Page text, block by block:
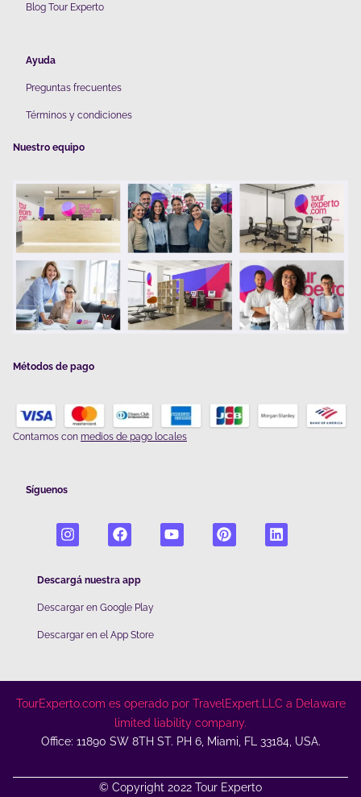
Blog Tour Experto
Ayuda
Preguntas frecuentes
Términos y condiciones
Nuestro equipo
Métodos de pago
Contamos con medios de pago locales
Síguenos
Descargá nuestra app
Descargar en Google Play
Descargar en el App Store
TourExperto.com es operado por TravelExpert.LLC a Delaware
limited liability company.
Office: 11890 SW 8TH ST. PH 6, Miami, FL 33184, USA.
© Copyright 2022 Tour Experto